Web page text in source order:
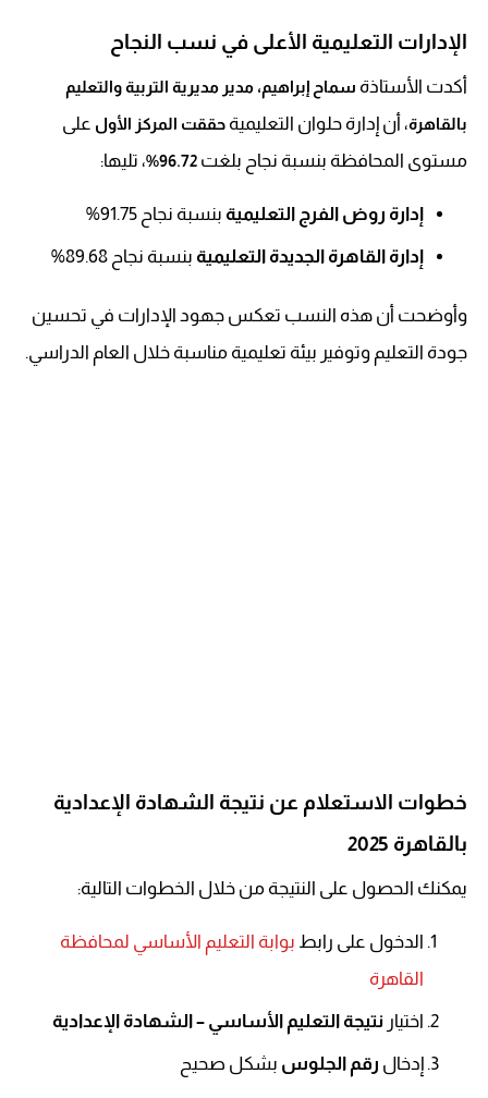
الإدارات التعليمية الأعلى في نسب النجاح
أكدت الأستاذة سماح إبراهيم، مدير مديرية التربية والتعليم
بالقاهرة، أن إدارة حلوان التعليمية حققت المركز الأول على
مستوى المحافظة بنسبة نجاح بلغت 96.72% ، تليها:
إدارة روض الفرج التعليمية بنسبة نجاح 91.75%
إدارة القاهرة الجديدة التعليمية بنسبة نجاح 89.68%
وأوضحت أن هذه النسب تعكس جهود الإدارات في تحسين
جودة التعليم وتوفير بيئة تعليمية مناسبة خلال العام الدراسي.
خطوات الاستعلام عن نتيجة الشهادة الإعدادية
بالقاهرة 2025
يمكنك الحصول على النتيجة من خلال الخطوات التالية:
الدخول على رابط بوابة التعليم الأساسي لمحافظة
القاهرة
اختيار نتيجة التعليم الأساسي – الشهادة الإعدادية
إدخال رقم الجلوس بشكل صحيح